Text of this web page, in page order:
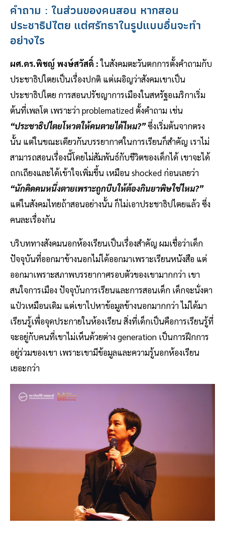
คำถาม : ในส่วนของคนสอน หากสอน
ประชาธิปไตย แต่ศรัทธาในรูปแบบอื่นจะทำ
อย่างไร
ผศ.ดร.พิชญ์ พงษ์สวัสดิ์ :ในสังคมตะวันตกการตั้งคำถามกับ
ประชาธิปไตยเป็นเรื่องปกติ แต่เผอิญว่าสังคมเขาเป็น
ประชาธิปไตย การสอนปรัชญาการเมืองในสหรัฐอเมริกาเริ่ม
ต้นที่เพลโต เพราะว่า problematized ตั้งคำถาม เช่น
“ประชาธิปไตยโหวตให้คนตายได้ไหม?”ซึ่งเริ่มต้นจากตรง
นั้น แต่ในขณะเดียวกันบรรยากาศในการเรียนก็สำคัญ เราไม่
สามารถสอนเรื่องนี้โดยไม่สัมพันธ์กับชีวิตของเด็กได้ เขาจะได้
ถกเถียงและได้เข้าใจเพิ่มขึ้น เหมือน shocked ก่อนเลยว่า
“นักคิดคนหนึ่งตายเพราะถูกบีบให้ต้องกินยาพิษใช่ไหม?”
แต่ในสังคมไทยถ้าสอนอย่างนั้น ก็ไม่เอาประชาธิปไตยแล้ว ซึ่ง
คนละเรื่องกัน
บริบททางสังคมนอกห้องเรียนเป็นเรื่องสำคัญ ผมเชื่อว่าเด็ก
ปัจจุบันที่ออกมาข้างนอกไม่ได้ออกมาเพราะเรียนหนังสือ แต่
ออกมาเพราะสภาพบรรยากาศรอบตัวของเขามากกว่า เขา
สนใจการเมือง ปัจจุบันการเรียนและการสอนเด็ก เด็กจะนั่งตา
แป๋วเหมือนเดิม แต่เขาไปหาข้อมูลข้างนอกมากกว่า ไม่ได้มา
เรียนรู้เพื่อจุดประกายในห้องเรียน สิ่งที่เด็กเป็นคือการเรียนรู้ที่
จะอยู่กับคนที่เขาไม่เห็นด้วยต่าง generation เป็นการฝึกการ
อยู่ร่วมของเขา เพราะเขามีข้อมูลและความรู้นอกห้องเรียน
เยอะกว่า